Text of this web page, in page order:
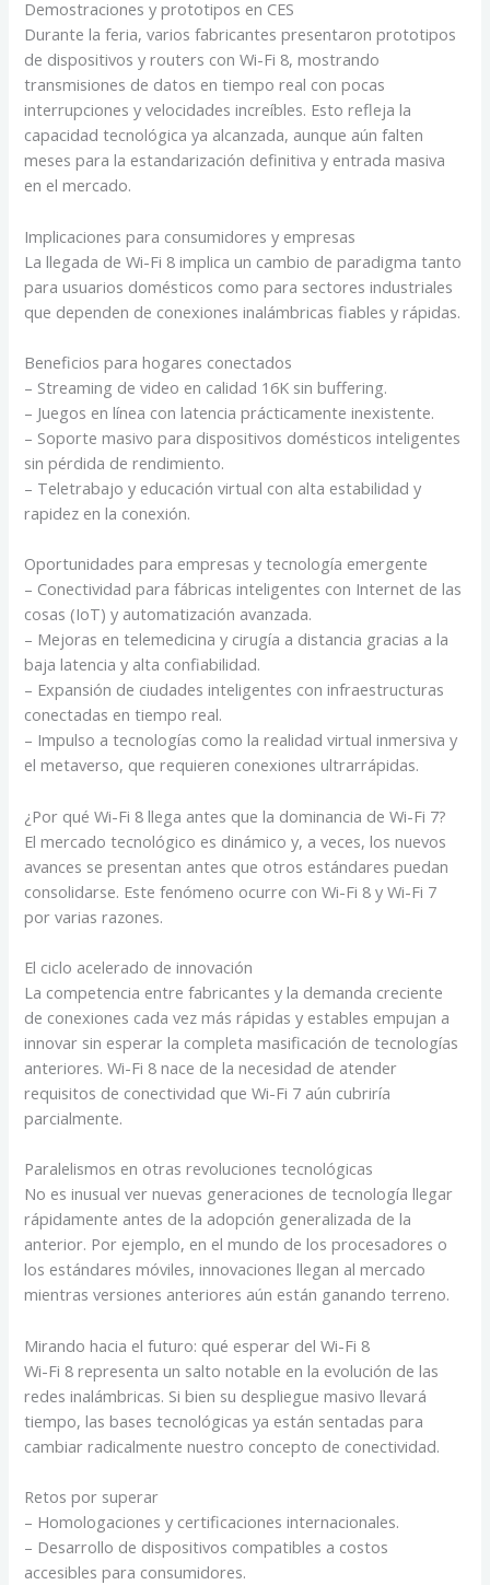
Demostraciones y prototipos en CES
Durante la feria, varios fabricantes presentaron prototipos
de dispositivos y routers con Wi-Fi 8, mostrando
transmisiones de datos en tiempo real con pocas
interrupciones y velocidades increíbles. Esto refleja la
capacidad tecnológica ya alcanzada, aunque aún falten
meses para la estandarización definitiva y entrada masiva
en el mercado.
Implicaciones para consumidores y empresas
La llegada de Wi-Fi 8 implica un cambio de paradigma tanto
para usuarios domésticos como para sectores industriales
que dependen de conexiones inalámbricas fiables y rápidas.
Beneficios para hogares conectados
– Streaming de video en calidad 16K sin buffering.
– Juegos en línea con latencia prácticamente inexistente.
– Soporte masivo para dispositivos domésticos inteligentes
sin pérdida de rendimiento.
– Teletrabajo y educación virtual con alta estabilidad y
rapidez en la conexión.
Oportunidades para empresas y tecnología emergente
– Conectividad para fábricas inteligentes con Internet de las
cosas (IoT) y automatización avanzada.
– Mejoras en telemedicina y cirugía a distancia gracias a la
baja latencia y alta confiabilidad.
– Expansión de ciudades inteligentes con infraestructuras
conectadas en tiempo real.
– Impulso a tecnologías como la realidad virtual inmersiva y
el metaverso, que requieren conexiones ultrarrápidas.
¿Por qué Wi-Fi 8 llega antes que la dominancia de Wi-Fi 7?
El mercado tecnológico es dinámico y, a veces, los nuevos
avances se presentan antes que otros estándares puedan
consolidarse. Este fenómeno ocurre con Wi-Fi 8 y Wi-Fi 7
por varias razones.
El ciclo acelerado de innovación
La competencia entre fabricantes y la demanda creciente
de conexiones cada vez más rápidas y estables empujan a
innovar sin esperar la completa masificación de tecnologías
anteriores. Wi-Fi 8 nace de la necesidad de atender
requisitos de conectividad que Wi-Fi 7 aún cubriría
parcialmente.
Paralelismos en otras revoluciones tecnológicas
No es inusual ver nuevas generaciones de tecnología llegar
rápidamente antes de la adopción generalizada de la
anterior. Por ejemplo, en el mundo de los procesadores o
los estándares móviles, innovaciones llegan al mercado
mientras versiones anteriores aún están ganando terreno.
Mirando hacia el futuro: qué esperar del Wi-Fi 8
Wi-Fi 8 representa un salto notable en la evolución de las
redes inalámbricas. Si bien su despliegue masivo llevará
tiempo, las bases tecnológicas ya están sentadas para
cambiar radicalmente nuestro concepto de conectividad.
Retos por superar
– Homologaciones y certificaciones internacionales.
– Desarrollo de dispositivos compatibles a costos
accesibles para consumidores.